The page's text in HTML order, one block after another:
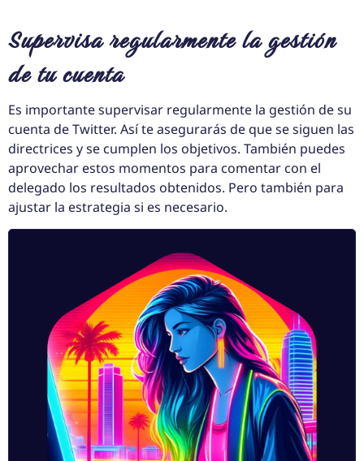
Supervisa regularmente la gestión
de tu cuenta
Es importante supervisar regularmente la gestión de su
cuenta de Twitter. Así te asegurarás de que se siguen las
directrices y se cumplen los objetivos. También puedes
aprovechar estos momentos para comentar con el
delegado los resultados obtenidos. Pero también para
ajustar la estrategia si es necesario.